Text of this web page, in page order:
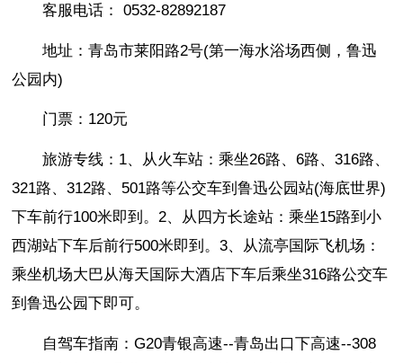
客服电话： 0532-82892187
地址：青岛市莱阳路2号(第一海水浴场西侧，鲁迅
公园内)
门票：120元
旅游专线：1、从火车站：乘坐26路、6路、316路、
321路、312路、501路等公交车到鲁迅公园站(海底世界)
下车前行100米即到。2、从四方长途站：乘坐15路到小
西湖站下车后前行500米即到。3、从流亭国际飞机场：
乘坐机场大巴从海天国际大酒店下车后乘坐316路公交车
到鲁迅公园下即可。
自驾车指南：G20青银高速--青岛出口下高速--308